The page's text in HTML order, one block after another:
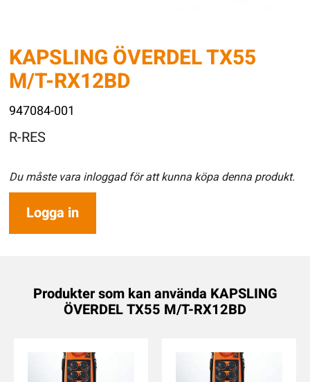
KAPSLING ÖVERDEL TX55
M/T-RX12BD
947084-001
R-RES
Du måste vara inloggad för att kunna köpa denna produkt.
Logga in
Produkter som kan använda KAPSLING
ÖVERDEL TX55 M/T-RX12BD